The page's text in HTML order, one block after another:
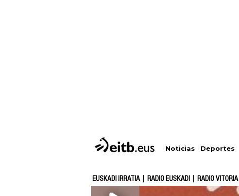
Noticias Deportes
EUSKADI IRRATIA RADIO EUSKADI RADIO VITORIA